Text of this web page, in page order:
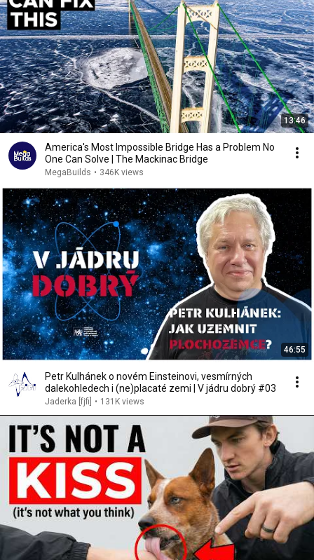
13:46
America's Most Impossible Bridge Has a Problem No
One Can Solve | The Mackinac Bridge
MegaBuilds • 346K views
46:55
Petr Kulhánek o novém Einsteinovi, vesmírných
dalekohledech i (ne)placaté zemi | V jádru dobrý #03
Jaderka [fjfi] • 131K views